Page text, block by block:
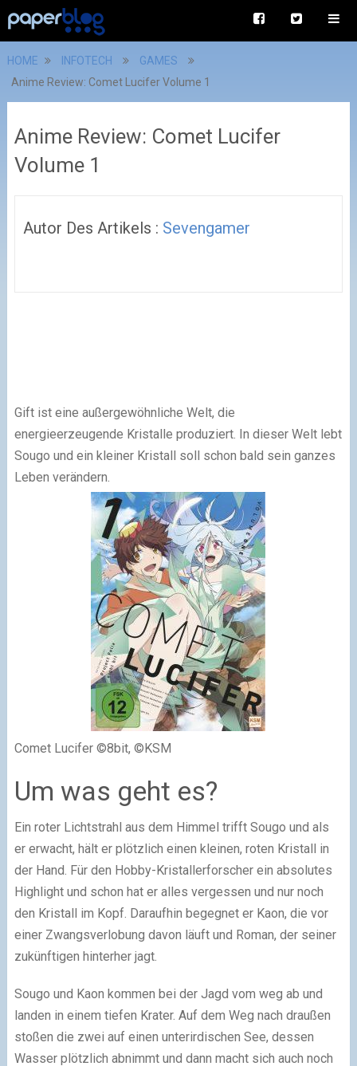
HOME INFOTECH
GAMES
Anime Review: Comet Lucifer Volume 1
Anime Review: Comet Lucifer
Volume 1
Autor Des Artikels : Sevengamer
Gift ist eine außergewöhnliche Welt, die
energieerzeugende Kristalle produziert. In dieser Welt lebt
Sougo und ein kleiner Kristall soll schon bald sein ganzes
Leben verändern.
Comet Lucifer ©8bit, ©KSM
Um was geht es?
Ein roter Lichtstrahl aus dem Himmel trifft Sougo und als
er erwacht, hält er plötzlich einen kleinen, roten Kristall in
der Hand. Für den Hobby-Kristallerforscher ein absolutes
Highlight und schon hat er alles vergessen und nur noch
den Kristall im Kopf. Daraufhin begegnet er Kaon, die vor
einer Zwangsverlobung davon läuft und Roman, der seiner
zukünftigen hinterher jagt.
Sougo und Kaon kommen bei der Jagd vom weg ab und
landen in einem tiefen Krater. Auf dem Weg nach draußen
stoßen die zwei auf einen unterirdischen See, dessen
Wasser plötzlich abnimmt und dann macht sich auch noch